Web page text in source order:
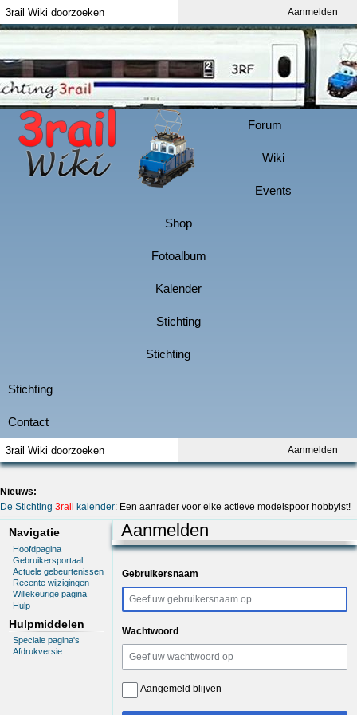
Aanmelden
Aanmelden
Nieuws:
De Stichting 3rail kalender: Een aanrader voor elke actieve modelspoor hobbyist!
Navigatie
Hoofdpagina
Gebruikersportaal
Actuele gebeurtenissen
Recente wijzigingen
Willekeurige pagina
Hulp
Hulpmiddelen
Speciale pagina's
Afdrukversie
Aanmelden
Gebruikersnaam
Wachtwoord
Aangemeld blijven